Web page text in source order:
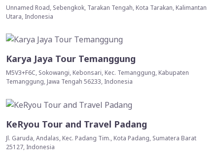
Unnamed Road, Sebengkok, Tarakan Tengah, Kota Tarakan, Kalimantan
Utara, Indonesia
Karya Jaya Tour Temanggung
M5V3+F6C, Sokowangi, Kebonsari, Kec. Temanggung, Kabupaten
Temanggung, Jawa Tengah 56233, Indonesia
KeRyou Tour and Travel Padang
Jl. Garuda, Andalas, Kec. Padang Tim., Kota Padang, Sumatera Barat
25127, Indonesia